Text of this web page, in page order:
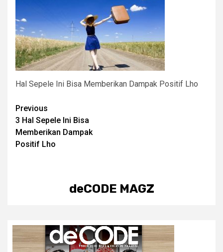
Hal Sepele Ini Bisa Memberikan Dampak Positif Lho
Post
navigation
Previous
3 Hal Sepele Ini Bisa
Memberikan Dampak
Positif Lho
deCODE MAGZ